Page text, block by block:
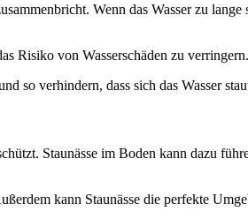
Wenn das Wasser zu lange
Risiko von Wasserschäden zu verringern.
so verhindern, dass sich das Wasser
Staunässe im Boden kann dazu
kann Staunässe die perfekte